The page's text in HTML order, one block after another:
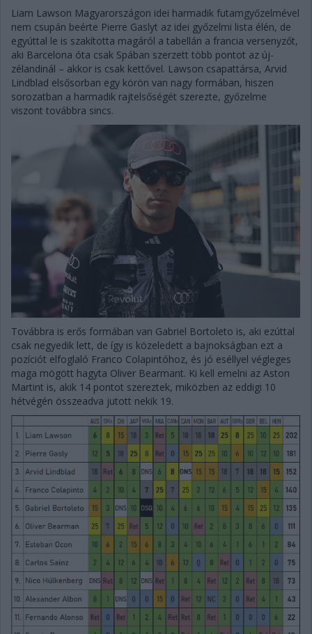
Liam Lawson Magyarországon idei harmadik futamgyőzelmével
nem csupán beérte Pierre Gaslyt az idei győzelmi lista élén, de
egyúttal le is szakította magáról a tabellán a francia versenyzőt,
aki Barcelona óta csak Spában szerzett több pontot az új-
zélandinál – akkor is csak kettővel. Lawson csapattársa, Arvid
Lindblad elsősorban egy körön van nagy formában, hiszen
sorozatban a harmadik rajtelsőségét szerezte, győzelme
viszont továbbra sincs.
Továbbra is erős formában van Gabriel Bortoleto is, aki ezúttal
csak negyedik lett, de így is közeledett a bajnokságban ezt a
pozíciót elfoglaló Franco Colapintóhoz, és jó eséllyel végleges
maga mögött hagyta Oliver Bearmant. Ki kell emelni az Aston
Martint is, akik 14 pontot szereztek, miközben az eddigi 10
hétvégén összeadva jutott nekik 19.